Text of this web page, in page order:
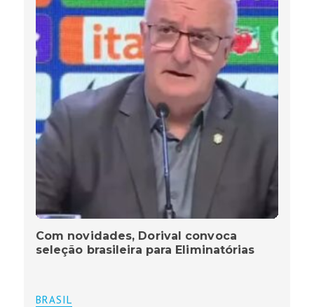
Com novidades, Dorival convoca
seleção brasileira para Eliminatórias
BRASIL